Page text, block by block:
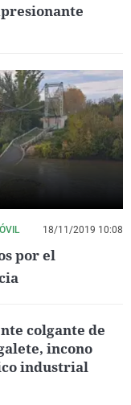
18/11/2019 10:08
por el
colgante de
incono
industrial